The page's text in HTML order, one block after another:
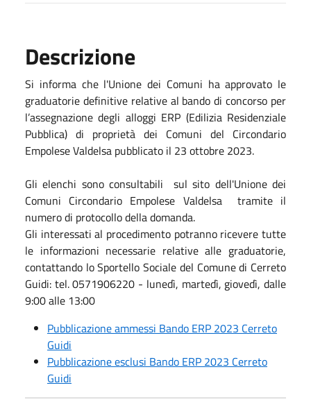
Descrizione
Si informa che l'Unione dei Comuni ha approvato le
graduatorie definitive relative al bando di concorso per
l’assegnazione degli alloggi ERP (Edilizia Residenziale
Pubblica) di proprietà dei Comuni del Circondario
Empolese Valdelsa pubblicato il 23 ottobre 2023.
Gli elenchi sono consultabili sul sito dell'Unione dei
Comuni Circondario Empolese Valdelsa tramite il
numero di protocollo della domanda.
Gli interessati al procedimento potranno ricevere tutte
le informazioni necessarie relative alle graduatorie,
contattando lo Sportello Sociale del Comune di Cerreto
Guidi: tel. 0571906220 - lunedì, martedì, giovedì, dalle
9:00 alle 13:00
Pubblicazione ammessi Bando ERP 2023 Cerreto
Guidi
Pubblicazione esclusi Bando ERP 2023 Cerreto
Guidi